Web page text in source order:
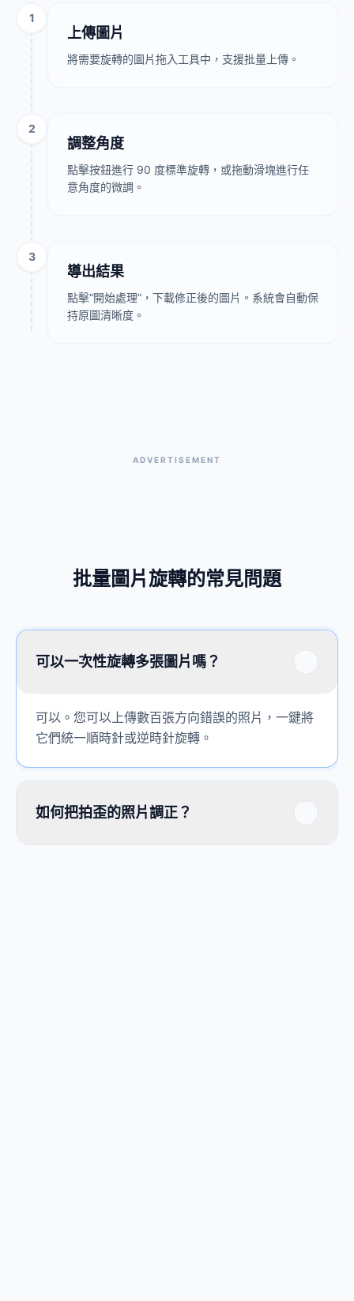
1
上傳圖片
將需要旋轉的圖片拖入工具中，支援批量上傳。
2
調整角度
點擊按鈕進行 90 度標準旋轉，或拖動滑塊進行任
意角度的微調。
3
導出結果
點擊“開始處理”，下載修正後的圖片。系統會自動保
持原圖清晰度。
ADVERTISEMENT
批量圖片旋轉的常見問題
可以一次性旋轉多張圖片嗎？
可以。您可以上傳數百張方向錯誤的照片，一鍵將
它們統一順時針或逆時針旋轉。
如何把拍歪的照片調正？